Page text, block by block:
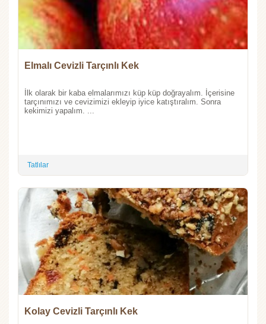
Elmalı Cevizli Tarçınlı Kek
İlk olarak bir kaba elmalarımızı küp küp doğrayalım. İçerisine
tarçınımızı ve cevizimizi ekleyip iyice katıştıralım. Sonra
kekimizi yapalım. ...
Tatlılar
Kolay Cevizli Tarçınlı Kek